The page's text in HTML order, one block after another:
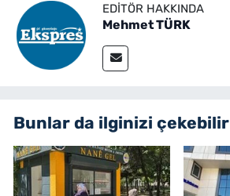
EDITÖR HAKKINDA
Mehmet TÜRK
Bunlar da ilginizi çekebilir